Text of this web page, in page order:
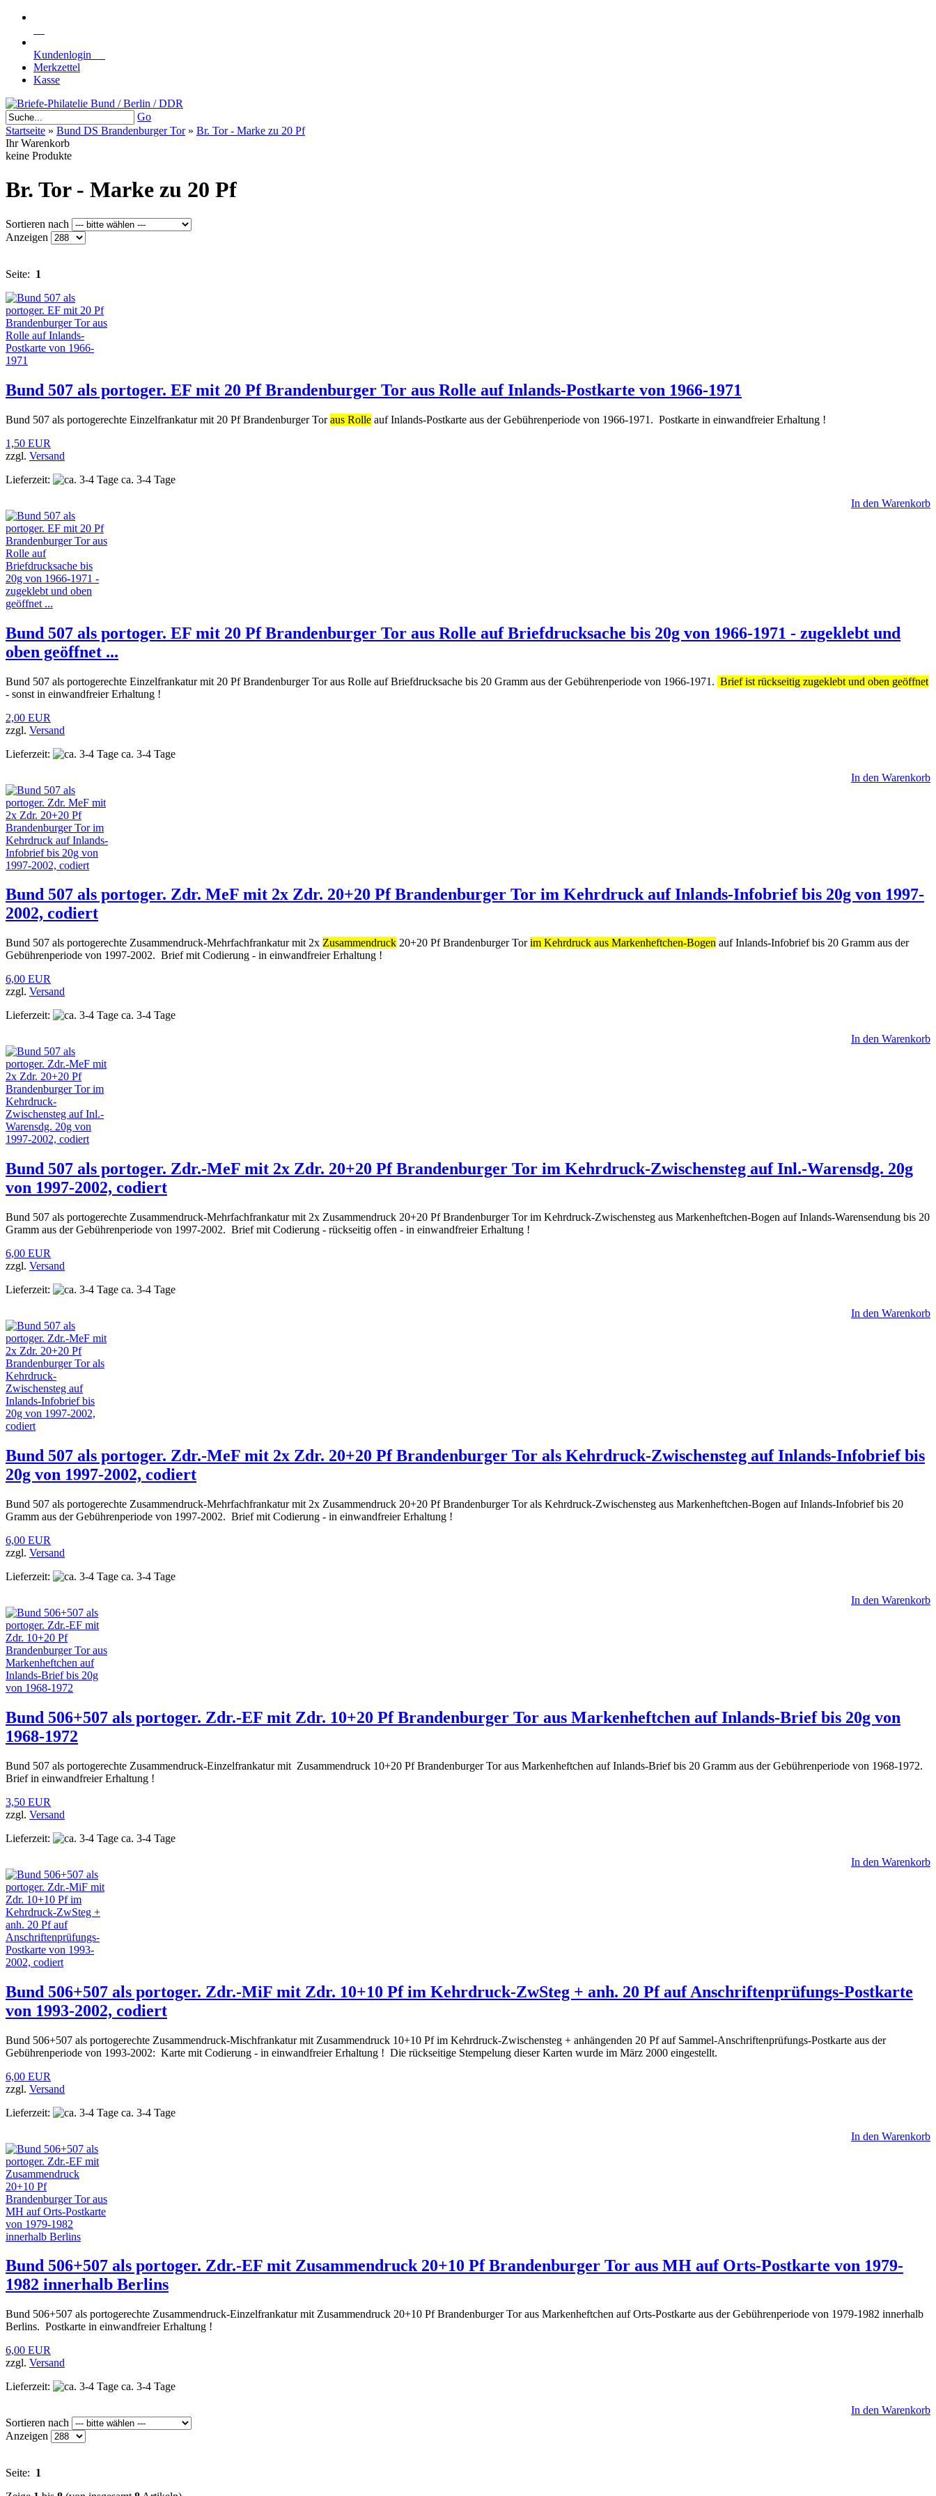
Kundenlogin
Merkzettel
Kasse
Go
Startseite » Bund DS Brandenburger Tor» Br. Tor - Marke zu 20 Pf
Ihr Warenkorb
keine Produkte
Br. Tor - Marke zu 20 Pf
Sortieren nach
Anzeigen
Seite: 1
Bund 507 als portoger. EF mit 20 Pf Brandenburger Tor aus Rolle auf Inlands-Postkarte von 1966-1971
Bund 507 als portogerechte Einzelfrankatur mit 20 Pf Brandenburger Toraus Rolle auf Inlands-Postkarte aus der Gebührenperiode von 1966-1971. Postkarte in einwandfreier Erhaltung !
1,50 EUR
zzgl. Versand
Lieferzeit:
ca. 3-4 Tage
In den Warenkorb
Bund 507 als portoger. EF mit 20 Pf Brandenburger Tor aus Rolle auf Briefdrucksache bis 20g von 1966-1971 - zugeklebt und
oben geöffnet ...
Bund 507 als portogerechte Einzelfrankatur mit 20 Pf Brandenburger Tor aus Rolle auf Briefdrucksache bis 20 Gramm aus der Gebührenperiode von 1966-1971. Brief ist rückseitig zugeklebt und oben geöffnet
- sonst in einwandfreier Erhaltung !
2,00 EUR
zzgl. Versand
Lieferzeit:
ca. 3-4 Tage
In den Warenkorb
Bund 507 als portoger. Zdr. MeF mit 2x Zdr. 20+20 Pf Brandenburger Tor im Kehrdruck auf Inlands-Infobrief bis 20g von 1997-
2002, codiert
Bund 507 als portogerechte Zusammendruck-Mehrfachfrankatur mit 2x Zusammendruck 20+20 Pf Brandenburger Torim Kehrdruck aus Markenheftchen-Bogen auf Inlands-Infobrief bis 20 Gramm aus der
Gebührenperiode von 1997-2002. Brief mit Codierung - in einwandfreier Erhaltung !
6,00 EUR
zzgl. Versand
Lieferzeit:
ca. 3-4 Tage
In den Warenkorb
Bund 507 als portoger. Zdr.-MeF mit 2x Zdr. 20+20 Pf Brandenburger Tor im Kehrdruck-Zwischensteg auf Inl.-Warensdg. 20g
von 1997-2002, codiert
Bund 507 als portogerechte Zusammendruck-Mehrfachfrankatur mit 2x Zusammendruck 20+20 Pf Brandenburger Tor im Kehrdruck-Zwischensteg aus Markenheftchen-Bogen auf Inlands-Warensendung bis 20
Gramm aus der Gebührenperiode von 1997-2002. Brief mit Codierung - rückseitig offen - in einwandfreier Erhaltung !
6,00 EUR
zzgl. Versand
Lieferzeit:
ca. 3-4 Tage
In den Warenkorb
Bund 507 als portoger. Zdr.-MeF mit 2x Zdr. 20+20 Pf Brandenburger Tor als Kehrdruck-Zwischensteg auf Inlands-Infobrief bis
20g von 1997-2002, codiert
Bund 507 als portogerechte Zusammendruck-Mehrfachfrankatur mit 2x Zusammendruck 20+20 Pf Brandenburger Tor als Kehrdruck-Zwischensteg aus Markenheftchen-Bogen auf Inlands-Infobrief bis 20
Gramm aus der Gebührenperiode von 1997-2002. Brief mit Codierung - in einwandfreier Erhaltung !
6,00 EUR
zzgl. Versand
Lieferzeit:
ca. 3-4 Tage
In den Warenkorb
Bund 506+507 als portoger. Zdr.-EF mit Zdr. 10+20 Pf Brandenburger Tor aus Markenheftchen auf Inlands-Brief bis 20g von
1968-1972
Bund 507 als portogerechte Zusammendruck-Einzelfrankatur mit Zusammendruck 10+20 Pf Brandenburger Tor aus Markenheftchen auf Inlands-Brief bis 20 Gramm aus der Gebührenperiode von 1968-1972.
Brief in einwandfreier Erhaltung !
3,50 EUR
zzgl. Versand
Lieferzeit:
ca. 3-4 Tage
In den Warenkorb
Bund 506+507 als portoger. Zdr.-MiF mit Zdr. 10+10 Pf im Kehrdruck-ZwSteg + anh. 20 Pf auf Anschriftenprüfungs-Postkarte
von 1993-2002, codiert
Bund 506+507 als portogerechte Zusammendruck-Mischfrankatur mit Zusammendruck 10+10 Pf im Kehrdruck-Zwischensteg + anhängenden 20 Pf auf Sammel-Anschriftenprüfungs-Postkarte aus der
Gebührenperiode von 1993-2002: Karte mit Codierung - in einwandfreier Erhaltung ! Die rückseitige Stempelung dieser Karten wurde im März 2000 eingestellt.
6,00 EUR
zzgl. Versand
Lieferzeit:
ca. 3-4 Tage
In den Warenkorb
Bund 506+507 als portoger. Zdr.-EF mit Zusammendruck 20+10 Pf Brandenburger Tor aus MH auf Orts-Postkarte von 1979-
1982 innerhalb Berlins
Bund 506+507 als portogerechte Zusammendruck-Einzelfrankatur mit Zusammendruck 20+10 Pf Brandenburger Tor aus Markenheftchen auf Orts-Postkarte aus der Gebührenperiode von 1979-1982 innerhalb
Berlins. Postkarte in einwandfreier Erhaltung !
6,00 EUR
zzgl. Versand
Lieferzeit:
ca. 3-4 Tage
In den Warenkorb
Sortieren nach
Anzeigen
Seite: 1